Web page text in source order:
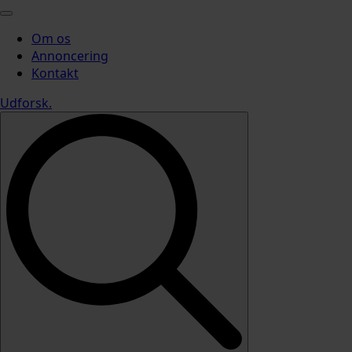
Om os
Annoncering
Kontakt
Udforsk.